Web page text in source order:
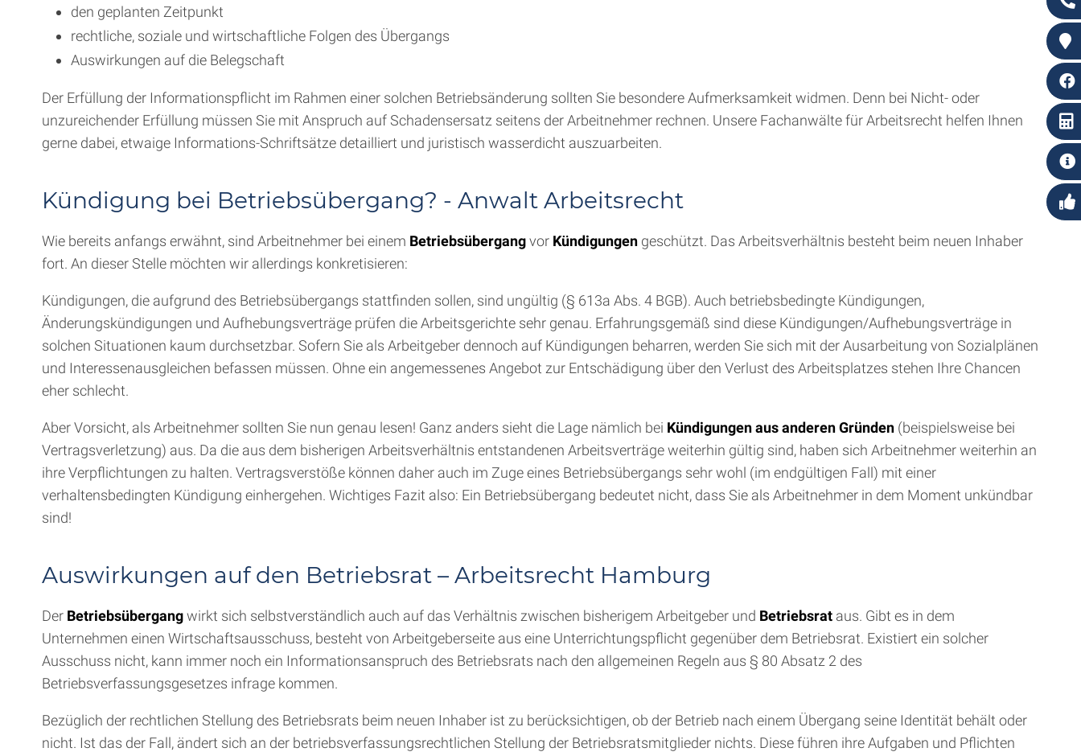
den geplanten Zeitpunkt
rechtliche, soziale und wirtschaftliche Folgen des Übergangs
Auswirkungen auf die Belegschaft
Der Erfüllung der Informationspflicht im Rahmen einer solchen Betriebsänderung sollten Sie besondere Aufmerksamkeit widmen. Denn bei Nicht- oder
unzureichender Erfüllung müssen Sie mit Anspruch auf Schadensersatz seitens der Arbeitnehmer rechnen. Unsere Fachanwälte für Arbeitsrecht helfen Ihnen
gerne dabei, etwaige Informations-Schriftsätze detailliert und juristisch wasserdicht auszuarbeiten.
Kündigung bei Betriebsübergang? - Anwalt Arbeitsrecht
Wie bereits anfangs erwähnt, sind Arbeitnehmer bei einem Betriebsübergangvor Kündigungen geschützt. Das Arbeitsverhältnis besteht beim neuen Inhaber
fort. An dieser Stelle möchten wir allerdings konkretisieren:
Kündigungen, die aufgrund des Betriebsübergangs stattfinden sollen, sind ungültig (§ 613a Abs. 4 BGB). Auch betriebsbedingte Kündigungen,
Änderungskündigungen und Aufhebungsverträge prüfen die Arbeitsgerichte sehr genau. Erfahrungsgemäß sind diese Kündigungen/Aufhebungsverträge in
solchen Situationen kaum durchsetzbar. Sofern Sie als Arbeitgeber dennoch auf Kündigungen beharren, werden Sie sich mit der Ausarbeitung von Sozialplänen
und Interessenausgleichen befassen müssen. Ohne ein angemessenes Angebot zur Entschädigung über den Verlust des Arbeitsplatzes stehen Ihre Chancen
eher schlecht.
Aber Vorsicht, als Arbeitnehmer sollten Sie nun genau lesen! Ganz anders sieht die Lage nämlich bei Kündigungen aus anderen Gründen (beispielsweise bei
Vertragsverletzung) aus. Da die aus dem bisherigen Arbeitsverhältnis entstandenen Arbeitsverträge weiterhin gültig sind, haben sich Arbeitnehmer weiterhin an
ihre Verpflichtungen zu halten. Vertragsverstöße können daher auch im Zuge eines Betriebsübergangs sehr wohl (im endgültigen Fall) mit einer
verhaltensbedingten Kündigung einhergehen. Wichtiges Fazit also: Ein Betriebsübergang bedeutet nicht, dass Sie als Arbeitnehmer in dem Moment unkündbar
sind!
Auswirkungen auf den Betriebsrat – Arbeitsrecht Hamburg
Der Betriebsübergangwirkt sich selbstverständlich auch auf das Verhältnis zwischen bisherigem Arbeitgeber und Betriebsrat aus. Gibt es in dem
Unternehmen einen Wirtschaftsausschuss, besteht von Arbeitgeberseite aus eine Unterrichtungspflicht gegenüber dem Betriebsrat. Existiert ein solcher
Ausschuss nicht, kann immer noch ein Informationsanspruch des Betriebsrats nach den allgemeinen Regeln aus § 80 Absatz 2 des
Betriebsverfassungsgesetzes infrage kommen.
Bezüglich der rechtlichen Stellung des Betriebsrats beim neuen Inhaber ist zu berücksichtigen, ob der Betrieb nach einem Übergang seine Identität behält oder
nicht. Ist das der Fall, ändert sich an der betriebsverfassungsrechtlichen Stellung der Betriebsratsmitglieder nichts. Diese führen ihre Aufgaben und Pflichten